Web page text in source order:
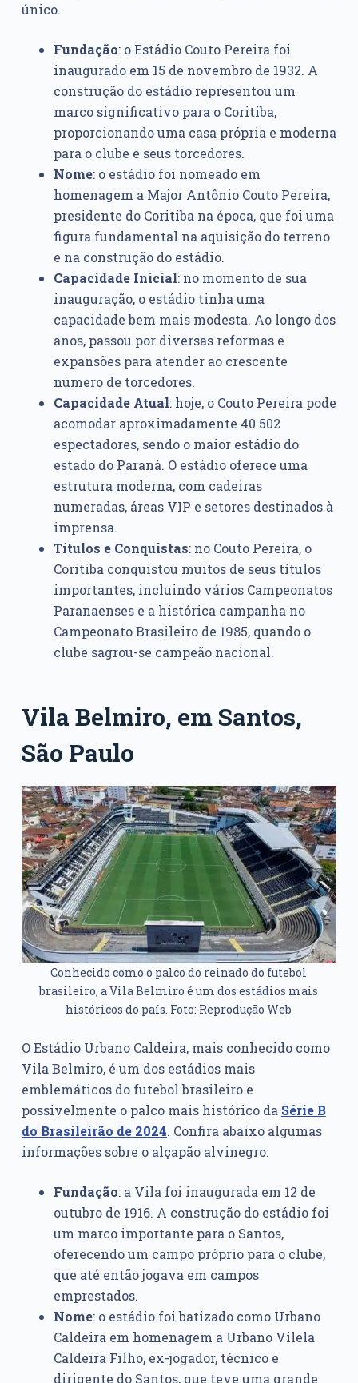
único.
Fundação: o Estádio Couto Pereira foi
inaugurado em 15 de novembro de 1932. A
construção do estádio representou um
marco significativo para o Coritiba,
proporcionando uma casa própria e moderna
para o clube e seus torcedores.
Nome: o estádio foi nomeado em
homenagem a Major Antônio Couto Pereira,
presidente do Coritiba na época, que foi uma
figura fundamental na aquisição do terreno
e na construção do estádio.
Capacidade Inicial: no momento de sua
inauguração, o estádio tinha uma
capacidade bem mais modesta. Ao longo dos
anos, passou por diversas reformas e
expansões para atender ao crescente
número de torcedores.
Capacidade Atual: hoje, o Couto Pereira pode
acomodar aproximadamente 40.502
espectadores, sendo o maior estádio do
estado do Paraná. O estádio oferece uma
estrutura moderna, com cadeiras
numeradas, áreas VIP e setores destinados à
imprensa.
Títulos e Conquistas: no Couto Pereira, o
Coritiba conquistou muitos de seus títulos
importantes, incluindo vários Campeonatos
Paranaenses e a histórica campanha no
Campeonato Brasileiro de 1985, quando o
clube sagrou-se campeão nacional.
Vila Belmiro, em Santos,
São Paulo
Conhecido como o palco do reinado do futebol
brasileiro, a Vila Belmiro é um dos estádios mais
históricos do país. Foto: Reprodução Web
O Estádio Urbano Caldeira, mais conhecido como
Vila Belmiro, é um dos estádios mais
emblemáticos do futebol brasileiro e
possivelmente o palco mais histórico da Série B
do Brasileirão de 2024. Confira abaixo algumas
informações sobre o alçapão alvinegro:
Fundação: a Vila foi inaugurada em 12 de
outubro de 1916. A construção do estádio foi
um marco importante para o Santos,
oferecendo um campo próprio para o clube,
que até então jogava em campos
emprestados.
Nome: o estádio foi batizado como Urbano
Caldeira em homenagem a Urbano Vilela
Caldeira Filho, ex-jogador, técnico e
dirigente do Santos, que teve uma grande